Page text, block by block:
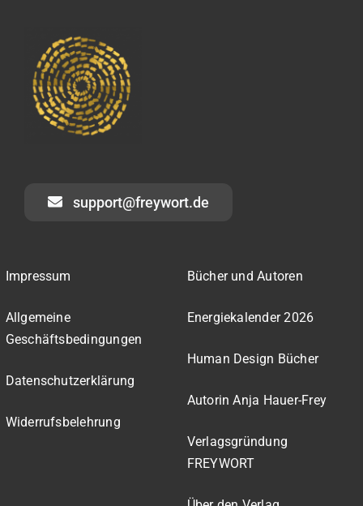
support@freywort.de
Impressum
Allgemeine
Geschäftsbedingungen
Datenschutzerklärung
Widerrufsbelehrung
Bücher und Autoren
Energiekalender 2026
Human Design Bücher
Autorin Anja Hauer-Frey
Verlagsgründung
FREYWORT